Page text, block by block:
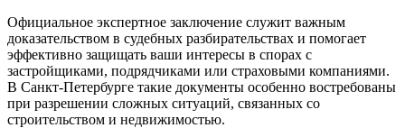
Официальное экспертное заключение служит важным
доказательством в судебных разбирательствах и помогает
эффективно защищать ваши интересы в спорах с
застройщиками, подрядчиками или страховыми компаниями.
В Санкт-Петербурге такие документы особенно востребованы
при разрешении сложных ситуаций, связанных со
строительством и недвижимостью.